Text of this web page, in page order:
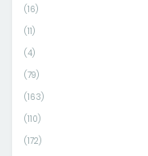
(16)
(11)
(4)
(79)
(163)
(110)
(172)